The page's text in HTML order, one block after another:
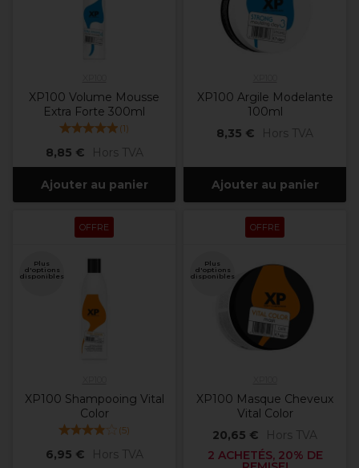
XP100 Volume Mousse
Extra Forte 300ml
(1)
8,85 € Hors TVA
Ajouter au panier
XP100 Argile Modelante
100ml
8,35 €
Hors TVA
Ajouter au panier
OFFRE
Plus
d'options
disponibles
XP100 Shampooing Vital
Color
(5)
6,95 €
Hors TVA
OFFRE
Plus
d'options
disponibles
XP100 Masque Cheveux
Vital Color
20,65 €
Hors TVA
2 ACHETÉS, 20% DE